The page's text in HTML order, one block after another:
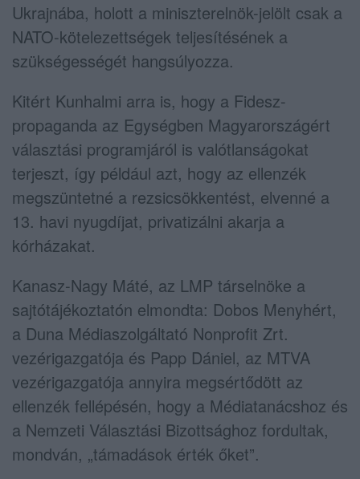
Ukrajnába, holott a miniszterelnök-jelölt csak a
NATO-kötelezettségek teljesítésének a
szükségességét hangsúlyozza.
Kitért Kunhalmi arra is, hogy a Fidesz-
propaganda az Egységben Magyarországért
választási programjáról is valótlanságokat
terjeszt, így például azt, hogy az ellenzék
megszüntetné a rezsicsökkentést, elvenné a
13. havi nyugdíjat, privatizálni akarja a
kórházakat.
Kanasz-Nagy Máté, az LMP társelnöke a
sajtótájékoztatón elmondta: Dobos Menyhért,
a Duna Médiaszolgáltató Nonprofit Zrt.
vezérigazgatója és Papp Dániel, az MTVA
vezérigazgatója annyira megsértődött az
ellenzék fellépésén, hogy a Médiatanácshoz és
a Nemzeti Választási Bizottsághoz fordultak,
mondván, „támadások érték őket”.